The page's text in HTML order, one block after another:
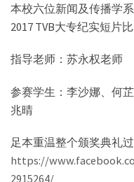
本校六位新闻及传播学
2017 TVB大专纪实短片
指导老师：苏永权老师
参赛学生：李沙娜、何
兆晴
足本重温整个颁奖典礼过
https://
2915264/